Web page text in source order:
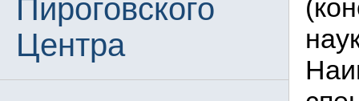
Пироговского
Центра